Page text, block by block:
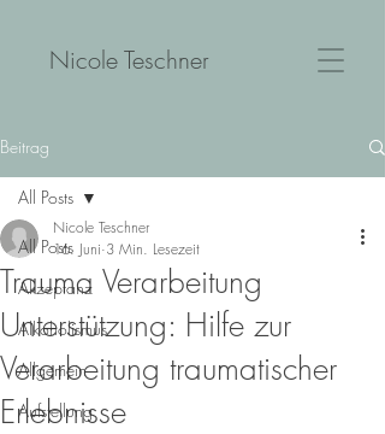
Nicole Teschner
Beitrag
All Posts
Akzeptanz
Alkoholismus
Allgemein
Aufstellung
All Posts
Trauma Verarbeitung
Unterstützung: Hilfe zur
Verarbeitung traumatischer
Erlebnisse
Nicole Teschner
16. Juni 3 Min. Lesezeit